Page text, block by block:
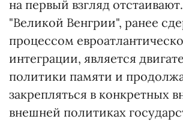
на первый взгляд
"Великой Венгрии", ранее
процессом
интеграции, является
политики памяти и
закрепляться в конкретных
внешней политиках